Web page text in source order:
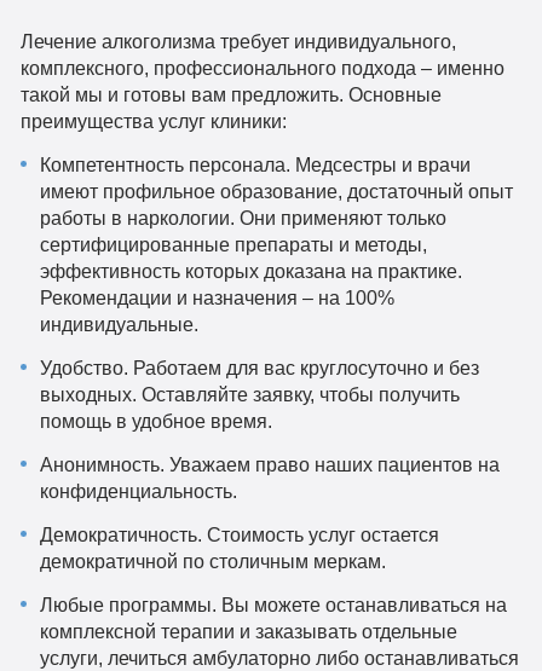
Лечение алкоголизма требует индивидуального,
комплексного, профессионального подхода – именно
такой мы и готовы вам предложить. Основные
преимущества услуг клиники:
Компетентность персонала. Медсестры и врачи
имеют профильное образование, достаточный опыт
работы в наркологии. Они применяют только
сертифицированные препараты и методы,
эффективность которых доказана на практике.
Рекомендации и назначения – на 100%
индивидуальные.
Удобство. Работаем для вас круглосуточно и без
выходных. Оставляйте заявку, чтобы получить
помощь в удобное время.
Анонимность. Уважаем право наших пациентов на
конфиденциальность.
Демократичность. Стоимость услуг остается
демократичной по столичным меркам.
Любые программы. Вы можете останавливаться на
комплексной терапии и заказывать отдельные
услуги, лечиться амбулаторно либо останавливаться